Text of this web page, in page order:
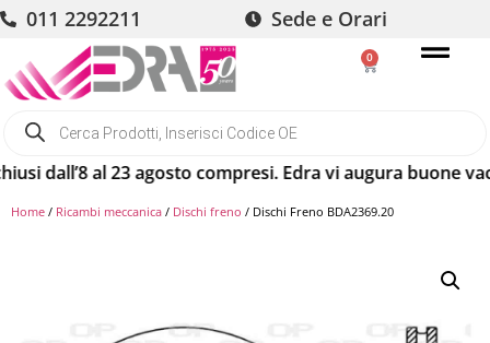
011 2292211 Sede e Orari
0
dall’8 al 23 agosto compresi. Edra vi augura buone
Home / Ricambi meccanica / Dischi freno / Dischi Freno BDA2369.20